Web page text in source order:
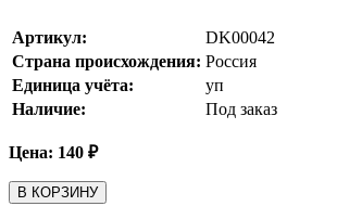
Артикул:
DK00042
Страна происхождения: Россия
Единица учёта:
уп
Наличие:
Под заказ
Цена: 140 ₽
В КОРЗИНУ